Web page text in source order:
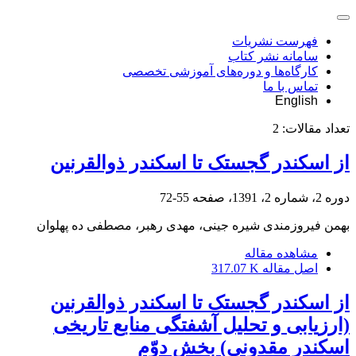
فهرست نشریات
سامانه نشر کتاب
کارگاه‌ها و دوره‌های آموزشی تخصصی
تماس با ما
English
تعداد مقالات: 2
از اسکندر گجستک تا اسکندر ذوالقرنین
دوره 2، شماره 2، 1391، صفحه 55-72
بهمن فیروزمندی شیره جینی، مهدی رهبر، مصطفی ده پهلوان
مشاهده مقاله
اصل مقاله 317.07 K
از اسکندر گجستک تا اسکندر ذوالقرنین
(ارزیابی و تحلیل آشفتگی منابع تاریخی
اسکندر مقدونی) بخش دوّم